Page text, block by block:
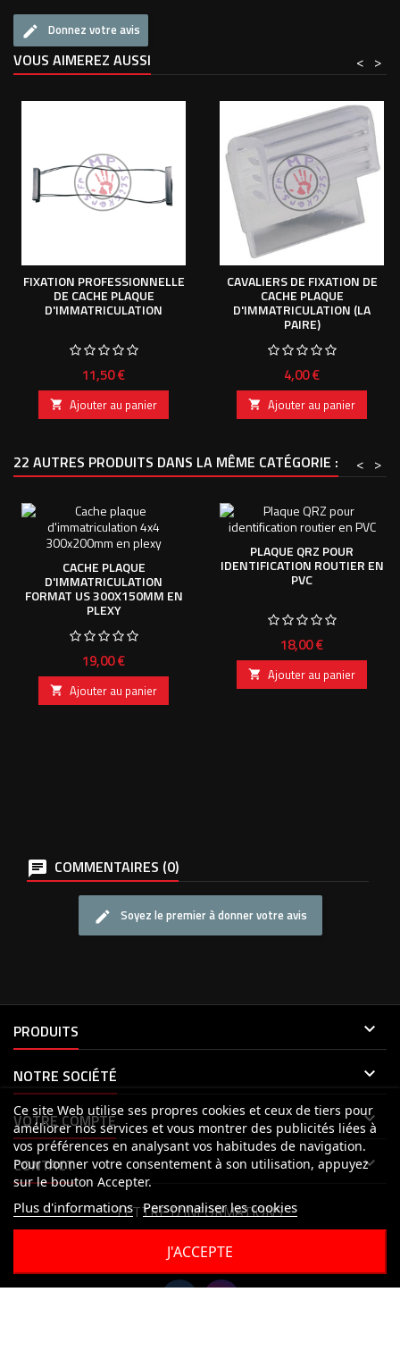
Donnez votre avis
VOUS AIMEREZ AUSSI >
<
FIXATION PROFESSIONNELLE
DE CACHE PLAQUE
D'IMMATRICULATION
Prix
11,50 €
 Ajouter au panier
CAVALIERS DE FIXATION DE
CACHE PLAQUE
D'IMMATRICULATION (LA
PAIRE)
Prix
4,00 €
 Ajouter au panier
22 AUTRES PRODUITS DANS LA MÊME CATÉGORIE : >
<
CACHE PLAQUE
D'IMMATRICULATION
FORMAT US 300X150MM EN
PLEXY
Prix
19,00 €
 Ajouter au panier
PLAQUE QRZ POUR
IDENTIFICATION ROUTIER EN
PVC
Prix
18,00 €
 Ajouter au panier
COMMENTAIRES (0)
Soyez le premier à donner votre avis
PRODUITS 
NOTRE SOCIÉTÉ 
VOTRE COMPTE 
CONTACT 
Ce site Web utilise ses propres cookies et ceux de tiers pour
améliorer nos services et vous montrer des publicités liées à
vos préférences en analysant vos habitudes de navigation.
Pour donner votre consentement à son utilisation, appuyez
sur le bouton Accepter.
Plus d'informations Personnaliser les cookies
J'ACCEPTE
LETTRE D'INFORMATIONS